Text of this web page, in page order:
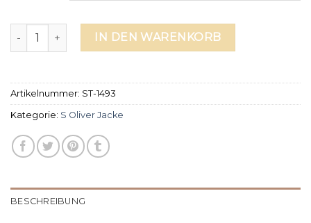
s oliver jacke MengeIN DEN WARENKORB
Artikelnummer: ST-1493
Kategorie: S Oliver Jacke
BESCHREIBUNG